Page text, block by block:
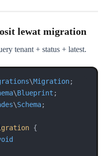
lewat migration
tenant + status + latest.
\Migration
\Blueprint
\Schema;
{